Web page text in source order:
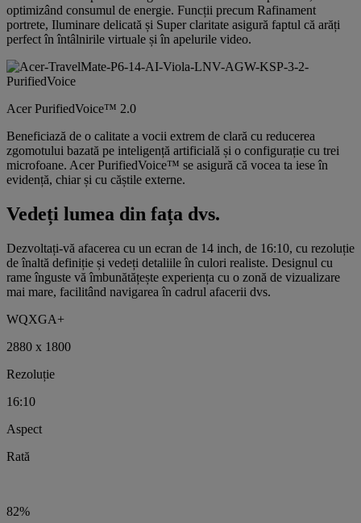
optimizând consumul de energie. Funcții precum Rafinament
portrete, Iluminare delicată și Super claritate asigură faptul că arăți
perfect în întâlnirile virtuale și în apelurile video.
Acer PurifiedVoice™ 2.0
Beneficiază de o calitate a vocii extrem de clară cu reducerea
zgomotului bazată pe inteligență artificială și o configurație cu trei
microfoane. Acer PurifiedVoice™ se asigură că vocea ta iese în
evidență, chiar și cu căștile externe.
Vedeți lumea din fața dvs.
Dezvoltați-vă afacerea cu un ecran de 14 inch, de 16:10, cu rezoluție
de înaltă definiție și vedeți detaliile în culori realiste. Designul cu
rame înguste vă îmbunătățește experiența cu o zonă de vizualizare
mai mare, facilitând navigarea în cadrul afacerii dvs.
WQXGA+
2880 x 1800
Rezoluție
16:10
Aspect
Rată
82%